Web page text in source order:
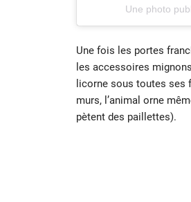
Une photo
Une fois les portes
les accessoires
licorne sous toutes ses
murs, l’animal orne
pètent des paillettes).